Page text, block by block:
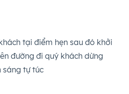
tại điểm hẹn sau đó khởi
đường đi quý khách dừng
sáng tự túc